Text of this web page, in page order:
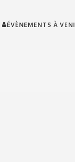
ÉVÈNEMENTS À